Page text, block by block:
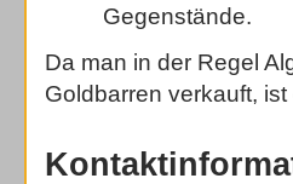
Gegenstände.
Da man in der Regel
Goldbarren verkauft,